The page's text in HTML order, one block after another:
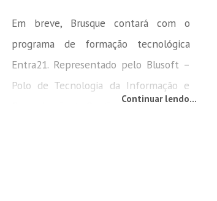
Em breve, Brusque contará com o
programa de formação tecnológica
Entra21. Representado pelo Blusoft –
Polo de Tecnologia da Informação e
Comunicação da Região de Blumenau, o
Continuar lendo...